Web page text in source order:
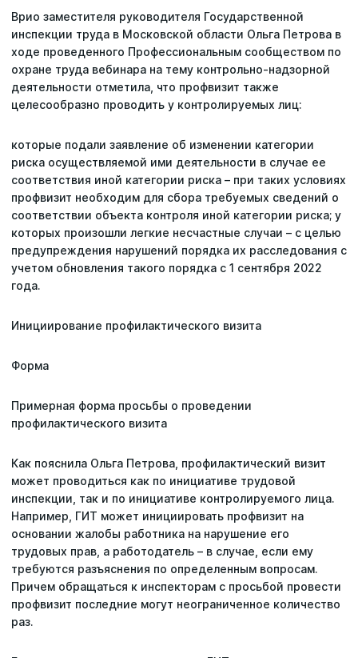
Врио заместителя руководителя Государственной
инспекции труда в Московской области Ольга Петрова в
ходе проведенного Профессиональным сообществом по
охране труда вебинара на тему контрольно-надзорной
деятельности отметила, что профвизит также
целесообразно проводить у контролируемых лиц:
которые подали заявление об изменении категории
риска осуществляемой ими деятельности в случае ее
соответствия иной категории риска – при таких условиях
профвизит необходим для сбора требуемых сведений о
соответствии объекта контроля иной категории риска; у
которых произошли легкие несчастные случаи – с целью
предупреждения нарушений порядка их расследования с
учетом обновления такого порядка с 1 сентября 2022
года.
Инициирование профилактического визита
Форма
Примерная форма просьбы о проведении
профилактического визита
Как пояснила Ольга Петрова, профилактический визит
может проводиться как по инициативе трудовой
инспекции, так и по инициативе контролируемого лица.
Например, ГИТ может инициировать профвизит на
основании жалобы работника на нарушение его
трудовых прав, а работодатель – в случае, если ему
требуются разъяснения по определенным вопросам.
Причем обращаться к инспекторам с просьбой провести
профвизит последние могут неограниченное количество
раз.